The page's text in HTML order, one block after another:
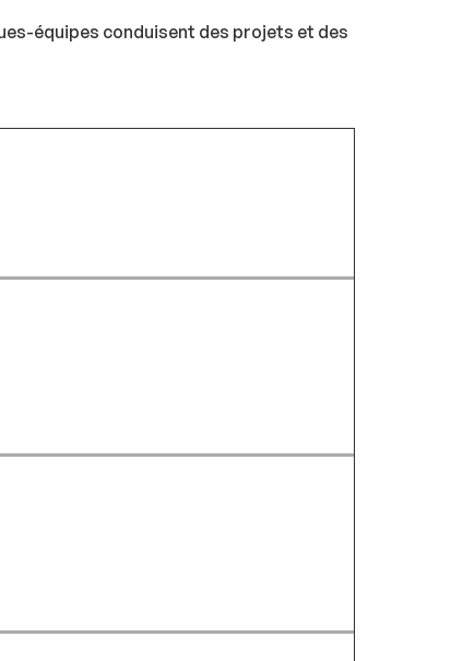
équipes conduisent des projets et des